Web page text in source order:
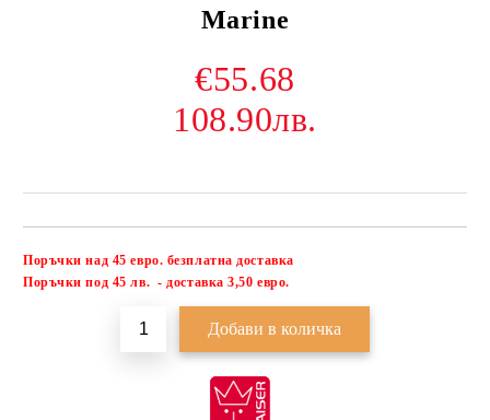
Marine
€55.68
108.90лв.
Поръчки над 45 евро. безплатна доставка
Поръчки под 45 лв. - доставка 3,50 евро.